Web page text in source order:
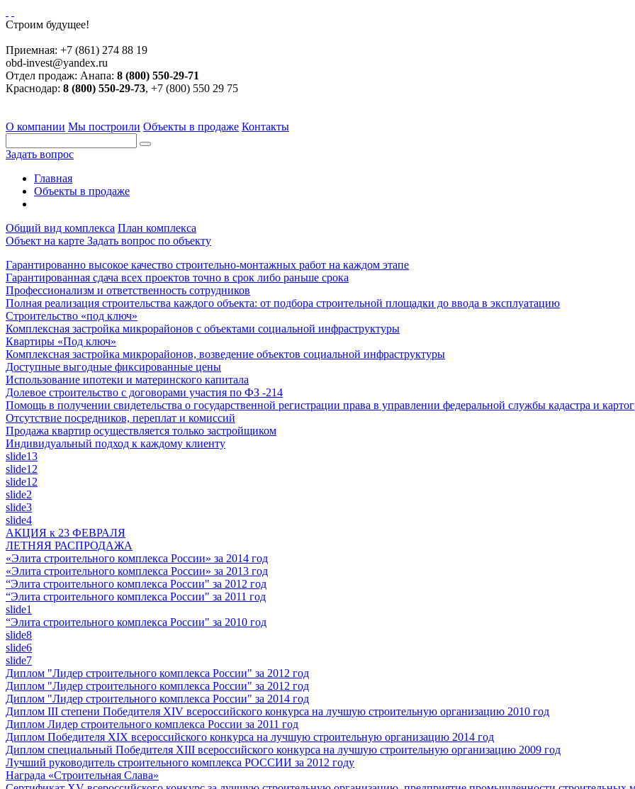
Строим будущее!
Приемная: +7 (861) 274 88 19
obd-invest@yandex.ru
Отдел продаж: Анапа: 8 (800) 550-29-71
Краснодар: 8 (800) 550-29-73, +7 (800) 550 29 75
О компании Мы построили Объекты в продаже Контакты
Задать вопрос
Главная
Объекты в продаже
Общий вид комплекса План комплекса
Объект на карте Задать вопрос по объекту
Гарантированно высокое качество строительно-монтажных работ на каждом этапе
Гарантированная сдача всех проектов точно в срок либо раньше срока
Профессионализм и ответственность сотрудников
Полная реализация строительства каждого объекта: от подбора строительной площадки до ввода в эксплуатацию
Строительство «под ключ»
Комплексная застройка микрорайонов с объектами социальной инфраструктуры
Квартиры «Под ключ»
Комплексная застройка микрорайонов, возведение объектов социальной инфраструктуры
Доступные выгодные фиксированные цены
Использование ипотеки и материнского капитала
Долевое строительство с договорами участия по ФЗ -214
Помощь в получении свидетельства о государственной регистрации права в управлении федеральной службы кадастра и
Отсутствие посредников, переплат и комиссий
Продажа квартир осуществляется только застройщиком
Индивидуальный подход к каждому клиенту
slide13
slide12
slide12
slide2
slide3
slide4
АКЦИЯ к 23 ФЕВРАЛЯ
ЛЕТНЯЯ РАСПРОДАЖА
«Элита строительного комплекса России» за 2014 год
«Элита строительного комплекса России» за 2013 год
“Элита строительного комплекса России" за 2012 год
“Элита строительного комплекса России" за 2011 год
slide1
“Элита строительного комплекса России" за 2010 год
slide8
slide6
slide7
Диплом "Лидер строительного комплекса России" за 2012 год
Диплом "Лидер строительного комплекса России" за 2012 год
Диплом "Лидер строительного комплекса России" за 2014 год
Диплом III степени Победителя XIV всероссийского конкурса на лучшую строительную организацию 2010 год
Диплом Лидер строительного комплекса России за 2011 год
Диплом Победителя XIX всероссийского конкурса на лучшую строительную организацию 2014 год
Диплом специальный Победителя XIII всероссийского конкурса на лучшую строительную организацию 2009 год
Лучший руководитель строительного комплекса РОССИИ за 2012 году
Награда «Строительная Слава»